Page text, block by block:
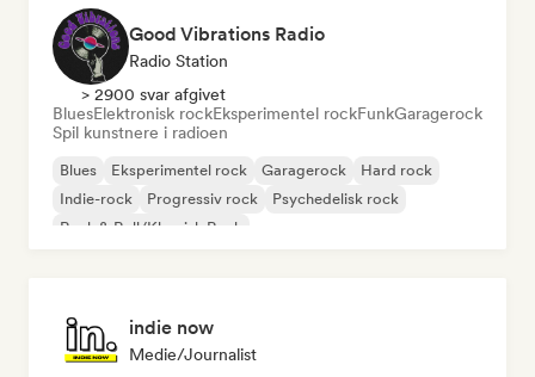
Good Vibrations Radio
Radio Station
> 2900 svar afgivet
BluesElektronisk rockEksperimentel rockFunkGaragerock
Spil kunstnere i radioen
Blues Eksperimentel rock Garagerock
Hard rock
Indie-rock
Progressiv rock
Psychedelisk rock
Rock & Roll/Klassisk Rock
indie now
Medie/journalist